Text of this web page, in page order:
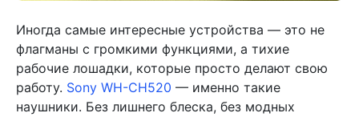
Иногда самые интересные устройства — это не
флагманы с громкими функциями, а тихие
рабочие лошадки, которые просто делают свою
работу. Sony WH-CH520 — именно такие
наушники. Без лишнего блеска, без модных